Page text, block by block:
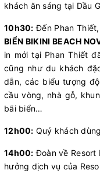
khách ăn sáng tại Dầu
10h30: Đến Phan
BIỂN BIKINI BEACH
in mới tại Phan Thiết
cũng như du khách
dẫn, các biểu tượng
cầu vòng, nhà gỗ,
bãi biển…
12h00: Quý khách
14h00: Đoàn về Resort
hưởng dịch vụ của